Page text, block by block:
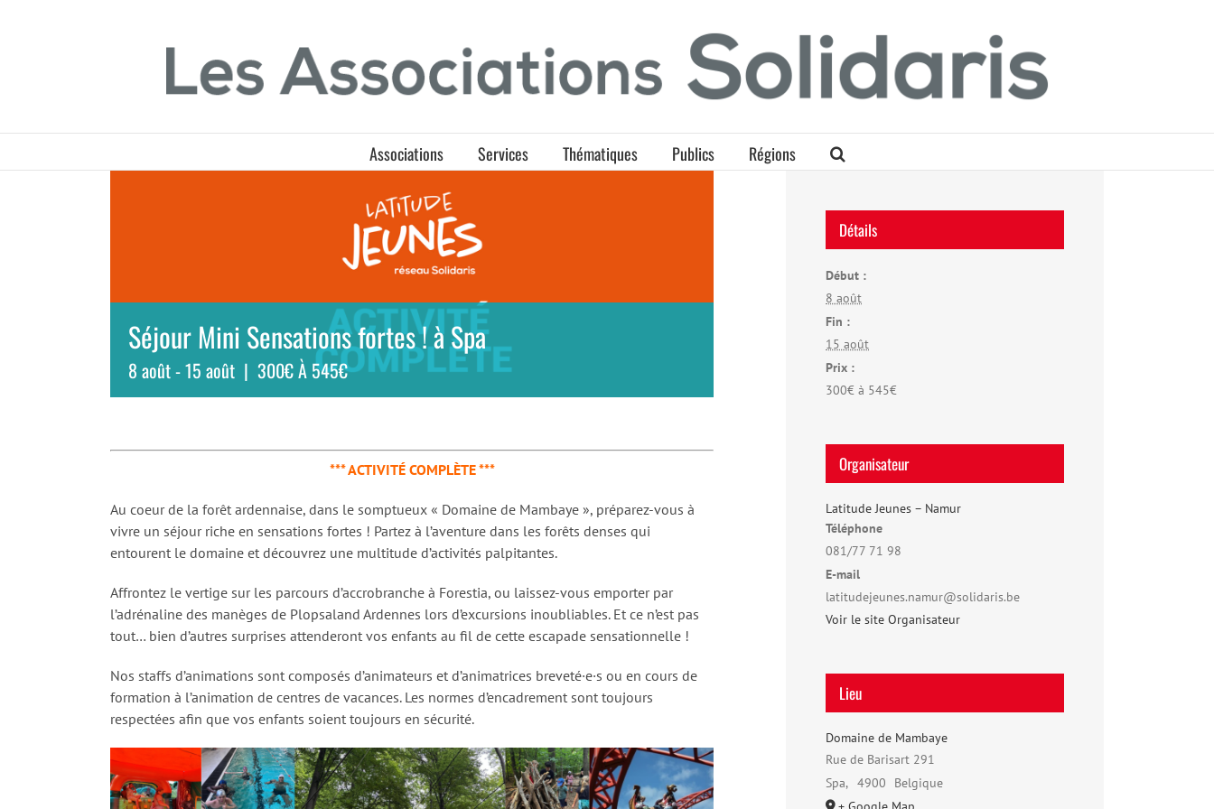
Associations Services Thématiques Publics Régions
Séjour Mini Sensations fortes ! à Spa
8 août-15 août | 300€ À 545€
*** ACTIVITÉ COMPLÈTE ***
Au coeur de la forêt ardennaise, dans le somptueux « Domaine de Mambaye », préparez-vous à
vivre un séjour riche en sensations fortes ! Partez à l’aventure dans les forêts denses qui
entourent le domaine et découvrez une multitude d’activités palpitantes.
Affrontez le vertige sur les parcours d’accrobranche à Forestia, ou laissez-vous emporter par
l’adrénaline des manèges de Plopsaland Ardennes lors d’excursions inoubliables. Et ce n’est pas
tout… bien d’autres surprises attenderont vos enfants au fil de cette escapade sensationnelle !
Nos staffs d’animations sont composés d’animateurs et d’animatrices breveté·e·s ou en cours de
formation à l’animation de centres de vacances. Les normes d’encadrement sont toujours
respectées afin que vos enfants soient toujours en sécurité.
Détails
Début :
8 août
Fin :
15 août
Prix :
300€ à 545€
Organisateur
Latitude Jeunes – Namur
Téléphone
081/77 71 98
E-mail
latitudejeunes.namur@solidaris.be
Voir le site Organisateur
Lieu
Domaine de Mambaye
Rue de Barisart 291
Spa, 4900
Belgique